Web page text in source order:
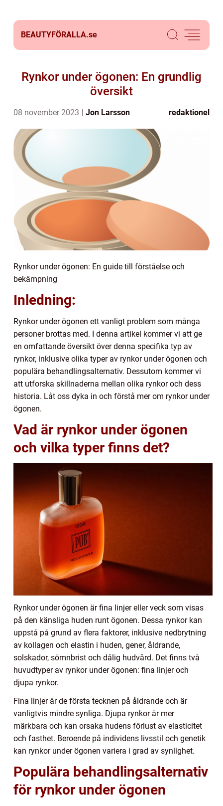
BEAUTYFÖRALLA.se
Rynkor under ögonen: En grundlig
översikt
08 november 2023 Jon Larsson redaktionel
Rynkor under ögonen: En guide till förståelse och
bekämpning
Inledning:
Rynkor under ögonen ett vanligt problem som många
personer brottas med. I denna artikel kommer vi att ge
en omfattande översikt över denna specifika typ av
rynkor, inklusive olika typer av rynkor under ögonen och
populära behandlingsalternativ. Dessutom kommer vi
att utforska skillnaderna mellan olika rynkor och dess
historia. Låt oss dyka in och förstå mer om rynkor under
ögonen.
Vad är rynkor under ögonen
och vilka typer finns det?
Rynkor under ögonen är fina linjer eller veck som visas
på den känsliga huden runt ögonen. Dessa rynkor kan
uppstå på grund av flera faktorer, inklusive nedbrytning
av kollagen och elastin i huden, gener, åldrande,
solskador, sömnbrist och dålig hudvård. Det finns två
huvudtyper av rynkor under ögonen: fina linjer och
djupa rynkor.
Fina linjer är de första tecknen på åldrande och är
vanligtvis mindre synliga. Djupa rynkor är mer
märkbara och kan orsaka hudens förlust av elasticitet
och fasthet. Beroende på individens livsstil och genetik
kan rynkor under ögonen variera i grad av synlighet.
Populära behandlingsalternativ
för rynkor under ögonen